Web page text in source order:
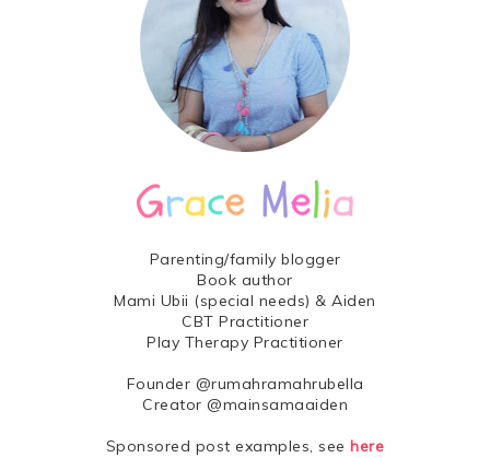
Parenting/family blogger
Book author
Mami Ubii (special needs) & Aiden
CBT Practitioner
Play Therapy Practitioner
Founder @rumahramahrubella
Creator @mainsamaaiden
Sponsored post examples, seehere